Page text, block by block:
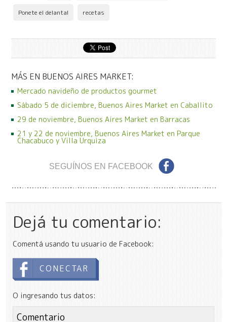
Ponete el delantal recetas
MÁS EN BUENOS AIRES MARKET:
Mercado navideño de productos gourmet
Sábado 5 de diciembre, Buenos Aires Market en Caballito
29 de noviembre, Buenos Aires Market en Barracas
21 y 22 de noviembre, Buenos Aires Market en Parque
Chacabuco y Villa Urquiza
SEGUÍNOS EN FACEBOOK
Dejá tu comentario:
Comentá usando tu usuario de Facebook:
CONECTAR
O ingresando tus datos: